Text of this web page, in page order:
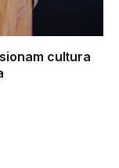
cultura